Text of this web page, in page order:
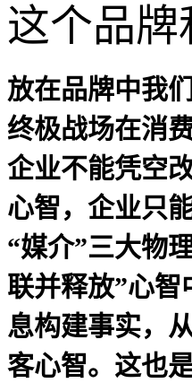
这个品牌
放在品牌中我
终极战场在消
企业不能凭空
心智，企业只
“媒介”三大物
联并释放”心智
息构建事实，
客心智。这也